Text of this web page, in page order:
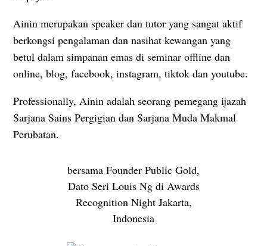
Ainin merupakan speaker dan tutor yang sangat aktif
berkongsi pengalaman dan nasihat kewangan yang
betul dalam simpanan emas di seminar offline dan
online, blog, facebook, instagram, tiktok dan youtube.
Professionally, Ainin adalah seorang pemegang ijazah
Sarjana Sains Pergigian dan Sarjana Muda Makmal
Perubatan.
bersama Founder Public Gold,
Dato Seri Louis Ng di Awards
Recognition Night Jakarta,
Indonesia